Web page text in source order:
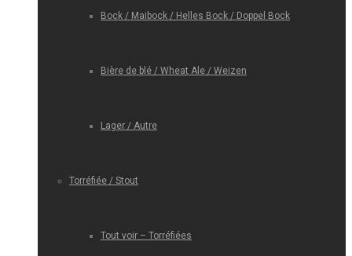
Bock / Maibock / Helles Bock / Doppel Bock
Bière de blé / Wheat Ale / Weizen
Lager / Autre
Torréfiée / Stout
Tout voir – Torréfiées